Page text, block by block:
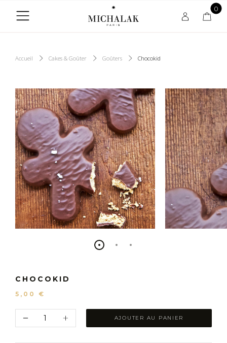
0
Accueil Cakes & Goûter Goûters Chocokid
CHOCOKID
5,00 €
AJOUTER AU PANIER